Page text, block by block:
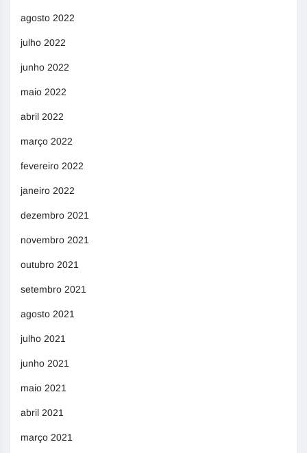
agosto 2022
julho 2022
junho 2022
maio 2022
abril 2022
março 2022
fevereiro 2022
janeiro 2022
dezembro 2021
novembro 2021
outubro 2021
setembro 2021
agosto 2021
julho 2021
junho 2021
maio 2021
abril 2021
março 2021